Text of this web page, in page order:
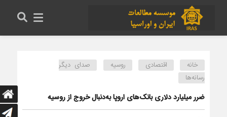
خانه اقتصادی روسیه
صدای دیگر
رسانه‌ها
ضرر میلیارد دلاری بانک‌های اروپا به‌دنبال خروج از روسیه